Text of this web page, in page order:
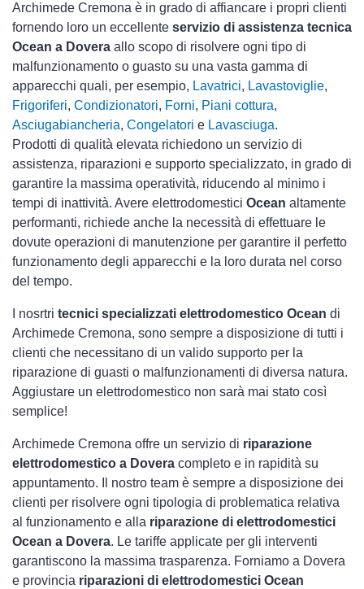
Archimede Cremona è in grado di affiancare i propri clienti
fornendo loro un eccellente servizio di assistenza tecnica
Ocean a Dovera allo scopo di risolvere ogni tipo di
malfunzionamento o guasto su una vasta gamma di
apparecchi quali, per esempio, Lavatrici, Lavastoviglie,
Frigoriferi, Condizionatori, Forni, Piani cottura,
Asciugabiancheria, Congelatori e Lavasciuga.
Prodotti di qualità elevata richiedono un servizio di
assistenza, riparazioni e supporto specializzato, in grado di
garantire la massima operatività, riducendo al minimo i
tempi di inattività. Avere elettrodomestici Ocean altamente
performanti, richiede anche la necessità di effettuare le
dovute operazioni di manutenzione per garantire il perfetto
funzionamento degli apparecchi e la loro durata nel corso
del tempo.
I nosrtri tecnici specializzati elettrodomestico Ocean di
Archimede Cremona, sono sempre a disposizione di tutti i
clienti che necessitano di un valido supporto per la
riparazione di guasti o malfunzionamenti di diversa natura.
Aggiustare un elettrodomestico non sarà mai stato così
semplice!
Archimede Cremona offre un servizio di riparazione
elettrodomestico a Dovera completo e in rapidità su
appuntamento. Il nostro team è sempre a disposizione dei
clienti per risolvere ogni tipologia di problematica relativa
al funzionamento e alla riparazione di elettrodomestici
Ocean a Dovera. Le tariffe applicate per gli interventi
garantiscono la massima trasparenza. Forniamo a Dovera
e provincia riparazioni di elettrodomestici Ocean